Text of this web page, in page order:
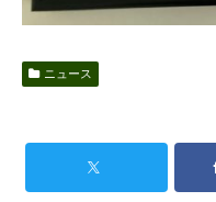
ニュース